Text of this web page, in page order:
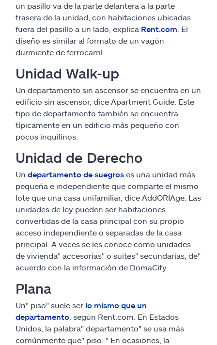
un pasillo va de la parte delantera a la parte
trasera de la unidad, con habitaciones ubicadas
fuera del pasillo a un lado, explica Rent.com . El
diseño es similar al formato de un vagón
durmiente de ferrocarril.
Unidad Walk-up
Un departamento sin ascensor se encuentra en un
edificio sin ascensor, dice Apartment Guide. Este
tipo de departamento también se encuentra
típicamente en un edificio más pequeño con
pocos inquilinos.
Unidad de Derecho
Un departamento de suegros es una unidad más
pequeña e independiente que comparte el mismo
lote que una casa unifamiliar, dice AddORIAge. Las
unidades de ley pueden ser habitaciones
convertidas de la casa principal con su propio
acceso independiente o separadas de la casa
principal. A veces se les conoce como unidades
de vivienda" accesorias" o suites" secundarias, de"
acuerdo con la información de DomaCity.
Plana
Un" piso" suele ser lo mismo que un
departamento , según Rent.com. En Estados
Unidos, la palabra" departamento" se usa más
comúnmente que" piso. " En ocasiones, la